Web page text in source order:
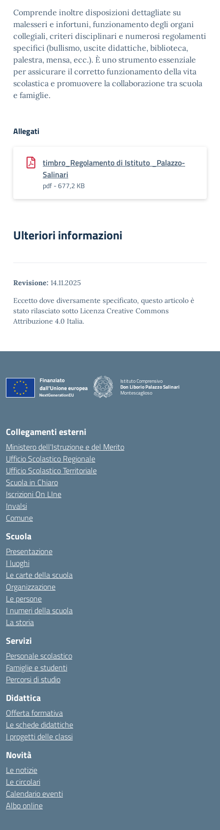
Comprende inoltre disposizioni dettagliate su
malesseri e infortuni, funzionamento degli organi
collegiali, criteri disciplinari e numerosi regolamenti
specifici (bullismo, uscite didattiche, biblioteca,
palestra, mensa, ecc.). È uno strumento essenziale
per assicurare il corretto funzionamento della vita
scolastica e promuovere la collaborazione tra scuola
e famiglie.
Allegati
timbro_Regolamento di Istituto _Palazzo-
Salinari
pdf - 677,2 KB
Ulteriori informazioni
Revisione: 14.11.2025
Eccetto dove diversamente specificato, questo articolo è
stato rilasciato sotto Licenza Creative Commons
Attribuzione 4.0 Italia.
Istituto Comprensivo
Don Liborio Palazzo Salinari
Montescaglioso
Collegamenti esterni
Ministero dell'Istruzione e del Merito
Ufficio Scolastico Regionale
Ufficio Scolastico Territoriale
Scuola in Chiaro
Iscrizioni On LIne
Invalsi
Comune
Scuola
Presentazione
I luoghi
Le carte della scuola
Organizzazione
Le persone
I numeri della scuola
La storia
Servizi
Personale scolastico
Famiglie e studenti
Percorsi di studio
Didattica
Offerta formativa
Le schede didattiche
I progetti delle classi
Novità
Le notizie
Le circolari
Calendario eventi
Albo online